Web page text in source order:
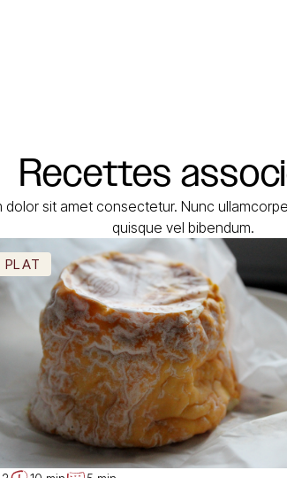
Recettes
dolor sit amet consectetur. Nunc
quisque vel bibendum.
PLAT